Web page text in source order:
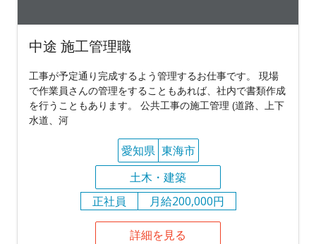
中途 施工管理職
工事が予定通り完成するよう管理するお仕事です。 現場
で作業員さんの管理をすることもあれば、社内で書類作成
を行うこともあります。 公共工事の施工管理 (道路、上下
水道、河
愛知県 東海市
土木・建築
正社員
月給200,000円
詳細を見る